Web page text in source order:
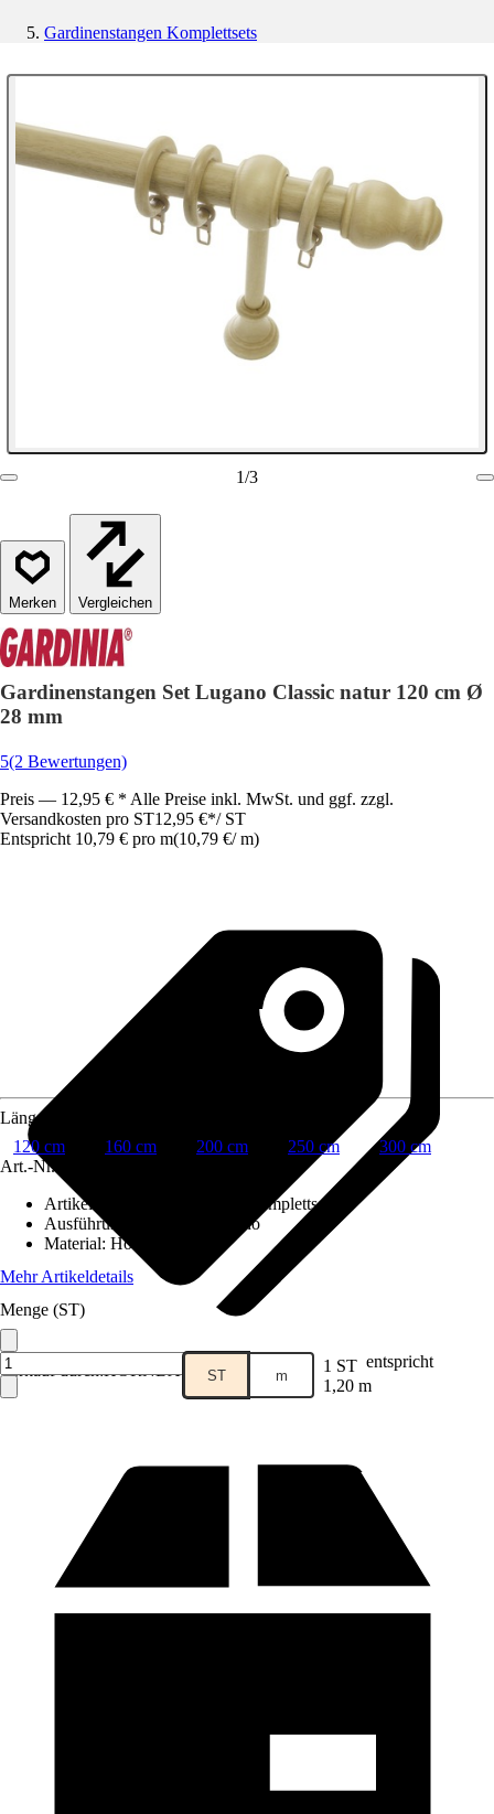
Gardinenstangen Komplettsets
1/3
Vergleichen
Gardinenstangen Set Lugano Classic natur 120 cm Ø
28 mm
5(2 Bewertungen)
Preis — 12,95 € * Alle Preise inkl. MwSt. und ggf. zzgl.
Versandkosten pro ST12,95 €*/ ST
Entspricht 10,79 € pro m(10,79 €/ m)
Verkauf durch:HORNBACH
Länge Stange
120 cm
160 cm 200 cm 250 cm
300 cm
Art.-Nr.
Artikeltyp
Gardinenstangen Komplettset
Ausführung Endstück
Lugano
Material: Holz
Mehr Artikeldetails
Menge (ST)
ST m 1 ST entspricht
1,20 m